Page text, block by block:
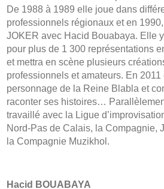
De 1988 à 1989 elle joue dans
professionnels régionaux et en
JOKER avec Hacid Bouabaya. Elle
pour plus de 1 300 représentations
et mettra en scène plusieurs
professionnels et amateurs. En 2011
personnage de la Reine Blabla et
raconter ses histoires…
travaillé avec la Ligue
Nord-Pas de Calais, la Compagnie,
la Compagnie Muzikhol.
Hacid BOUABAYA